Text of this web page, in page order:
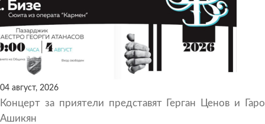
04 август, 2026
Концерт за приятели представят Герган Ценов и Гаро
Ашикян